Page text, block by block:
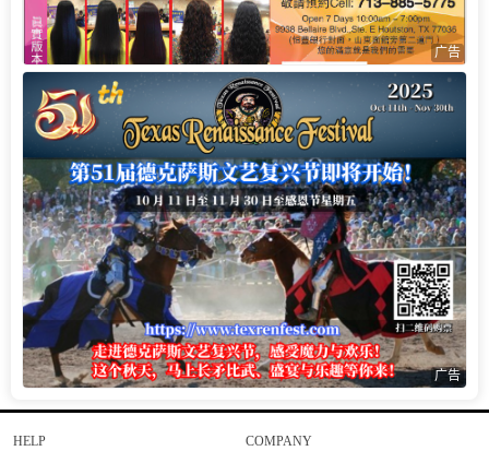
广告
广告
HELP COMPANY